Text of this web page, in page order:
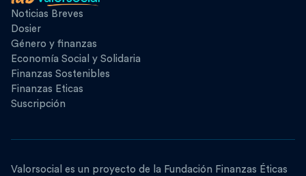
Noticias Breves
Dosier
Género y finanzas
Economía Social y Solidaria
Finanzas Sostenibles
Finanzas Eticas
Suscripción
Valorsocial es un proyecto de la Fundación Finanzas Éticas